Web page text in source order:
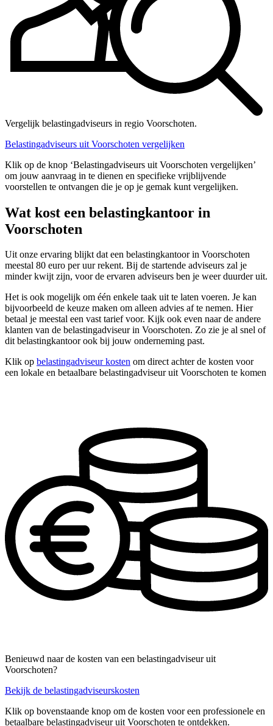
Vergelijk belastingadviseurs in regio Voorschoten.
Belastingadviseurs uit Voorschoten vergelijken
Klik op de knop ‘Belastingadviseurs uit Voorschoten vergelijken’
om jouw aanvraag in te dienen en specifieke vrijblijvende
voorstellen te ontvangen die je op je gemak kunt vergelijken.
Wat kost een belastingkantoor in
Voorschoten
Uit onze ervaring blijkt dat een belastingkantoor in Voorschoten
meestal 80 euro per uur rekent. Bij de startende adviseurs zal je
minder kwijt zijn, voor de ervaren adviseurs ben je weer duurder uit.
Het is ook mogelijk om één enkele taak uit te laten voeren. Je kan
bijvoorbeeld de keuze maken om alleen advies af te nemen. Hier
betaal je meestal een vast tarief voor. Kijk ook even naar de andere
klanten van de belastingadviseur in Voorschoten. Zo zie je al snel of
dit belastingkantoor ook bij jouw onderneming past.
Klik op belastingadviseur kosten om direct achter de kosten voor
een lokale en betaalbare belastingadviseur uit Voorschoten te komen
Benieuwd naar de kosten van een belastingadviseur uit
Voorschoten?
Bekijk de belastingadviseurskosten
Klik op bovenstaande knop om de kosten voor een professionele en
betaalbare belastingadviseur uit Voorschoten te ontdekken.